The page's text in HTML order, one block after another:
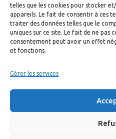
telles que les cookies pour stocker
appareils. Le fait de consentir à ces
traiter des données telles que le
uniques sur ce site. Le fait de ne pas
consentement peut avoir un effet
et fonctions.
Gérer les services
Accueil
Formulaire de contact
Gambs TV
Mentions légales